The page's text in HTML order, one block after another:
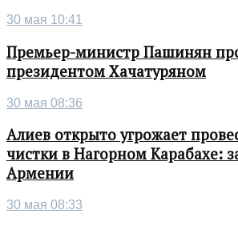
30 мая 10:41
Премьер-министр Пашинян
президентом Хачатуряном
30 мая 08:36
Алиев открыто угрожает
чистки в Нагорном Карабахе:
Армении
30 мая 08:33